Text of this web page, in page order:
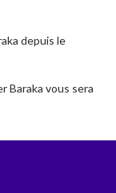
depuis le
Baraka vous sera